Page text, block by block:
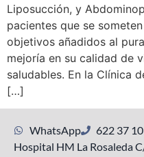
Liposucción, y
pacientes que se
objetivos añadidos al
mejoría en su calidad de
saludables. En la Clínica
[…]
WhatsApp 622 37
Hospital HM La Rosaleda